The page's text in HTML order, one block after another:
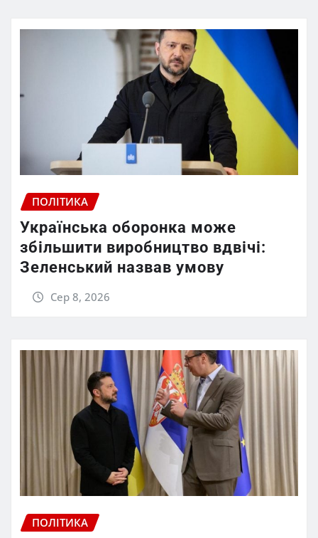
ПОЛІТИКА
Українська оборонка може
збільшити виробництво вдвічі:
Зеленський назвав умову
Сер 8, 2026
ПОЛІТИКА